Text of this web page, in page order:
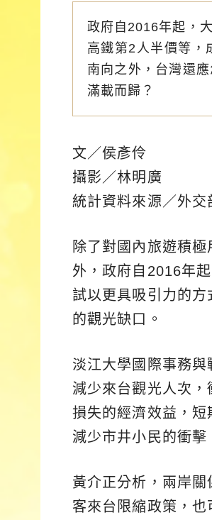
政府自2016年起，
高鐵第2人半價等，
南向之外，台灣還
滿載而歸？
文／侯彥伶
攝影／林明廣
統計資料來源／外
除了對國內旅遊積
外，政府自2016年
試以更具吸引力的
的觀光缺口。
淡江大學國際事務與
減少來台觀光人次
損失的經濟效益，
減少市井小民的衝擊
黃介正分析，兩岸
客來台限縮政策，